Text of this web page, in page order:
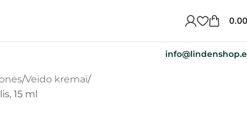
0.00
Veido kremai
15 ml